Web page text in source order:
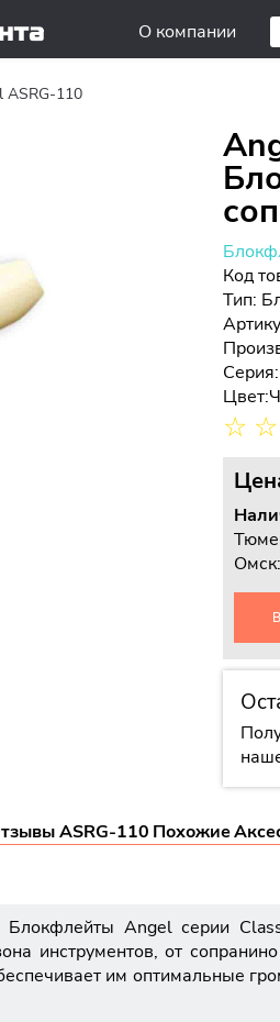
О компании
ASRG-110
Код
Тип:
Серия:
Цвет:
☆ ☆
Омск:
ASRG-110 Похожие
Angel серии
инструментов, от
им оптимальные